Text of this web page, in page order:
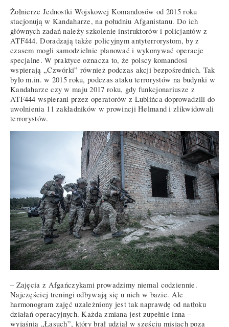
Żołnierze Jednostki Wojskowej Komandosów od 2015 roku
stacjonują w Kandaharze, na południu Afganistanu. Do ich
głównych zadań należy szkolenie instruktorów i policjantów z
ATF444. Doradzają także policyjnym antyterrorystom, by z
czasem mogli samodzielnie planować i wykonywać operacje
specjalne. W praktyce oznacza to, że polscy komandosi
wspierają „Czwórki” również podczas akcji bezpośrednich. Tak
było m.in. w 2015 roku, podczas ataku terrorystów na budynki w
Kandaharze czy w maju 2017 roku, gdy funkcjonariusze z
ATF444 wspierani przez operatorów z Lublińca doprowadzili do
uwolnienia 11 zakładników w prowincji Helmand i zlikwidowali
terrorystów.
– Zajęcia z Afgańczykami prowadzimy niemal codziennie.
Najczęściej treningi odbywają się u nich w bazie. Ale
harmonogram zajęć uzależniony jest tak naprawdę od natłoku
działań operacyjnych. Każda zmiana jest zupełnie inna –
wyjaśnia „Łasuch”, który brał udział w sześciu misjach poza